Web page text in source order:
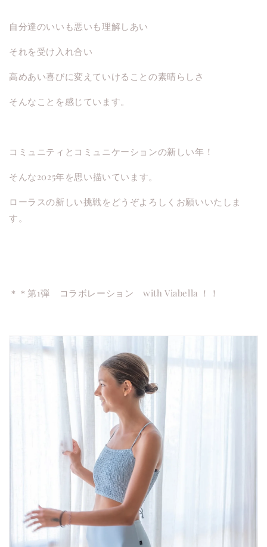
自分達のいいも悪いも理解しあい
それを受け入れ合い
高めあい喜びに変えていけることの素晴らしさ
そんなことを感じています。
コミュニティとコミュニケーションの新しい年！
そんな2025年を思い描いています。
ローラスの新しい挑戦をどうぞよろしくお願いいたしま
す。
＊＊第1弾 コラボレーション with Viabella ！！